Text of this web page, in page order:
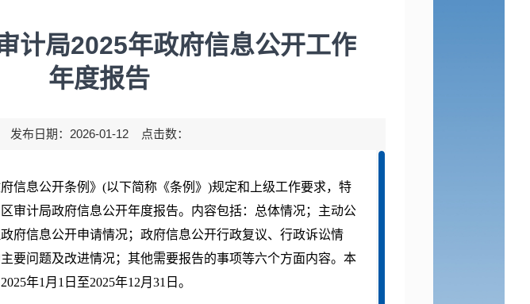
计局2025年政府信息公开工作
年度报告
发布日期：2026-01-12 点击数：
信息公开条例》(以下简称《条例》)规定和上级工作要求，特
审计局政府信息公开年度报告。内容包括：总体情况；主动公
府信息公开申请情况；政府信息公开行政复议、行政诉讼情
要问题及改进情况；其他需要报告的事项等六个方面内容。本
25年1月1日至2025年12月31日。